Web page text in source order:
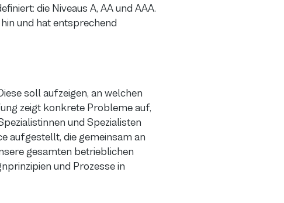
die Niveaus A, AA und AAA.
und hat entsprechend
soll aufzeigen, an welchen
zeigt konkrete Probleme auf,
und Spezialisten
aufgestellt, die gemeinsam an
gesamten betrieblichen
und Prozesse in